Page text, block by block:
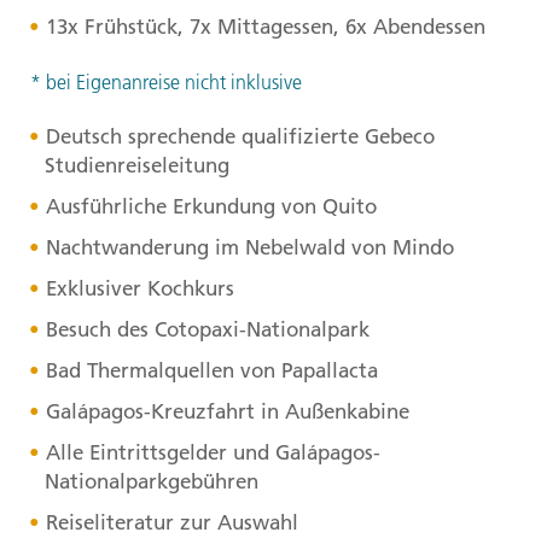
13x Frühstück, 7x Mittagessen, 6x Abendessen
* bei Eigenanreise nicht inklusive
Deutsch sprechende qualifizierte Gebeco
Studienreiseleitung
Ausführliche Erkundung von Quito
Nachtwanderung im Nebelwald von Mindo
Exklusiver Kochkurs
Besuch des Cotopaxi-Nationalpark
Bad Thermalquellen von Papallacta
Galápagos-Kreuzfahrt in Außenkabine
Alle Eintrittsgelder und Galápagos-
Nationalparkgebühren
Reiseliteratur zur Auswahl